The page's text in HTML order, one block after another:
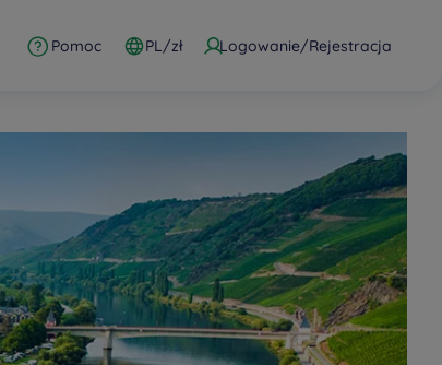
Pomoc PL/zł Logowanie/Rejestracja